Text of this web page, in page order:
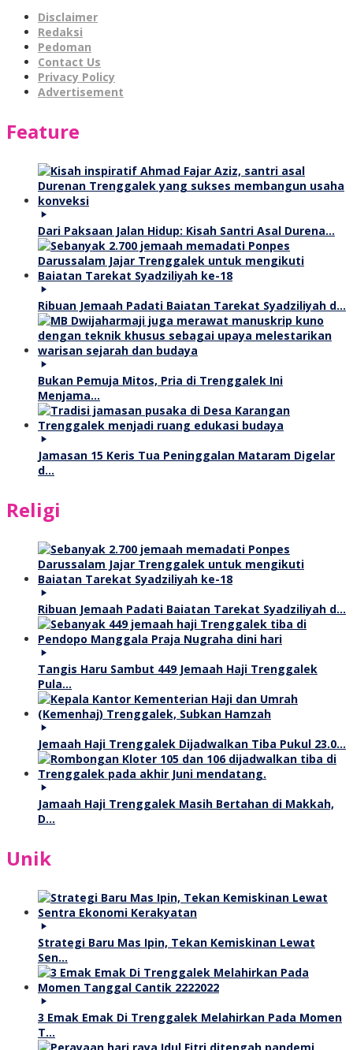
Disclaimer
Redaksi
Pedoman
Contact Us
Privacy Policy
Advertisement
Feature
Dari Paksaan Jalan Hidup: Kisah Santri Asal Durena…
Ribuan Jemaah Padati Baiatan Tarekat Syadziliyah d…
Bukan Pemuja Mitos, Pria di Trenggalek Ini
Menjama…
Jamasan 15 Keris Tua Peninggalan Mataram Digelar
d…
Religi
Ribuan Jemaah Padati Baiatan Tarekat Syadziliyah d…
Tangis Haru Sambut 449 Jemaah Haji Trenggalek
Pula…
Jemaah Haji Trenggalek Dijadwalkan Tiba Pukul 23.0…
Jamaah Haji Trenggalek Masih Bertahan di Makkah,
D…
Unik
Strategi Baru Mas Ipin, Tekan Kemiskinan Lewat
Sen…
3 Emak Emak Di Trenggalek Melahirkan Pada Momen
T…